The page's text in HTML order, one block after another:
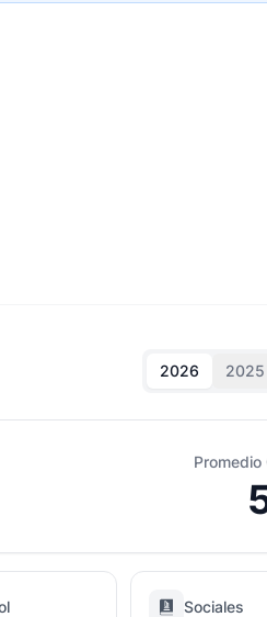
2026 2025
Promedio
Sociales